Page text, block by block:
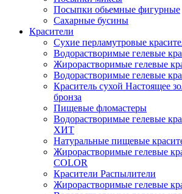
Посыпки обьемные фигурные
Сахарные бусины
Красители
Сухие перламутровые
Водорастворимые гелевые
Жирорастворимые гелевые
Водорастворимые гелевые
Краситель сухой Настоящее
бронза
Пищевые фломастеры
Водорастворимые гелевые
ХИТ
Натуральные пищевые
Жирорастворимые гелевые
COLOR
Красители Распылители
Жирорастворимые гелевые